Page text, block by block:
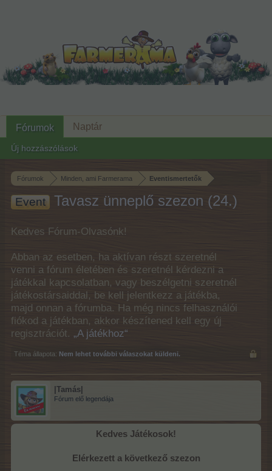
Fórumok Minden, ami Farmerama Eventismertetők
Event Tavasz ünneplő szezon (24.)
Kedves Fórum-Olvasónk!
Abban az esetben, ha aktívan részt szeretnél
venni a fórum életében és szeretnél kérdezni a
játékkal kapcsolatban, vagy beszélgetni szeretnél
játékostársaiddal, be kell jelentkezz a játékba,
majd onnan a fórumba. Ha még nincs felhasználói
fiókod a játékban, akkor készítened kell egy új
regisztrációt. „A játékhoz“
Téma állapota: Nem lehet további válaszokat küldeni.
|Tamás|
Fórum elő legendája
Kedves Játékosok!
Elérkezett a következő szezon
Fórumok
Új hozzászólások
Naptár